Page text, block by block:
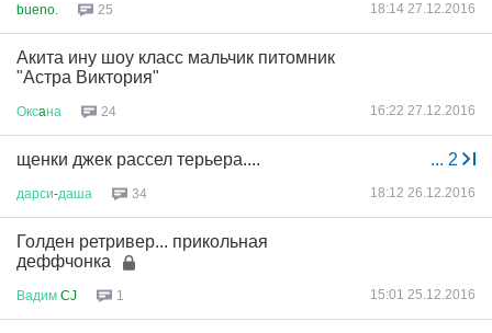
bueno. 25 18:14 27.12.2016
Акита ину шоу класс мальчик питомник
"Астра Виктория"
Оксaна 24 16:22 27.12.2016
... 2
щенки джек рассел терьера....
дарси-даша 34 18:12 26.12.2016
Голден ретривер... прикольная
деффчонка
Вадим CJ 1 15:01 25.12.2016